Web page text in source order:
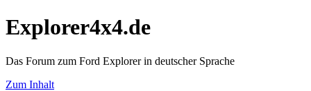
Explorer4x4.de
Das Forum zum Ford Explorer in deutscher Sprache
Zum Inhalt